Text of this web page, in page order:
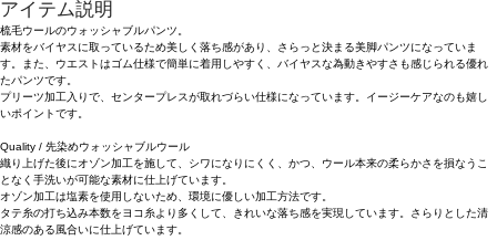
アイテム説明
梳毛ウールのウォッシャブルパンツ。
素材をバイヤスに取っているため美しく落ち感があり、さらっと決まる美脚パンツになっていま
す。また、ウエストはゴム仕様で簡単に着用しやすく、バイヤスな為動きやすさも感じられる優れ
たパンツです。
プリーツ加工入りで、センタープレスが取れづらい仕様になっています。イージーケアなのも嬉し
いポイントです。
Quality / 先染めウォッシャブルウール
織り上げた後にオゾン加工を施して、シワになりにくく、かつ、ウール本来の柔らかさを損なうこ
となく手洗いが可能な素材に仕上げています。
オゾン加工は塩素を使用しないため、環境に優しい加工方法です。
タテ糸の打ち込み本数をヨコ糸より多くして、きれいな落ち感を実現しています。さらりとした清
涼感のある風合いに仕上げています。